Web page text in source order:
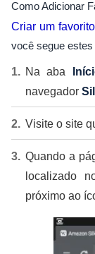
Como Adicionar
Criar um favorito
você segue
Na aba
navegador
Visite o site
Quando a
localizado
próximo ao